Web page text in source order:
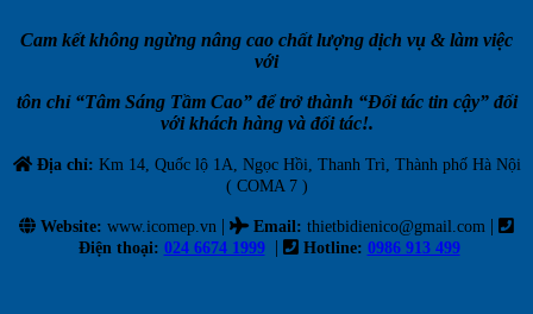
Cam kết không ngừng nâng cao chất lượng dịch vụ & làm việc
với
tôn chỉ “Tâm Sáng Tầm Cao” để trở thành “Đối tác tin cậy” đối
với khách hàng và đối tác!.
Địa chỉ: Km 14, Quốc lộ 1A, Ngọc Hồi, Thanh Trì, Thành phố Hà Nội
( COMA 7 )
Website: www.icomep.vn | Email: thietbidienico@gmail.com |
Điện thoại: 024 6674 1999 | Hotline: 0986 913 499